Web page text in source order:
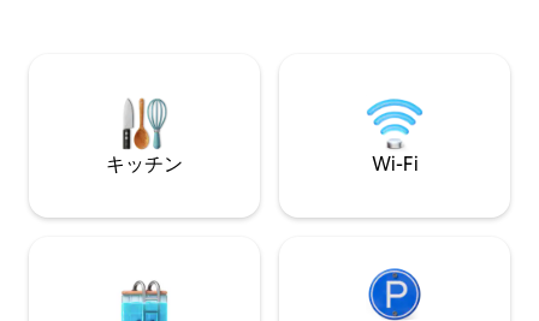
別途ご利用いただけます。敷地内の空室
状況についてはお問い合わせください。
ーチのファイヤー
ク、ボートランプ
キッチン Wi-Fi